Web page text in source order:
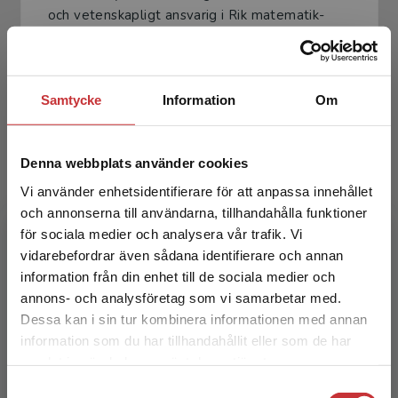
Samtycke Information Om
Denna webbplats använder cookies
Vi använder enhetsidentifierare för att anpassa innehållet
och annonserna till användarna, tillhandahålla funktioner
för sociala medier och analysera vår trafik. Vi
vidarebefordrar även sådana identifierare och annan
information från din enhet till de sociala medier och
annons- och analysföretag som vi samarbetar med.
Dessa kan i sin tur kombinera informationen med annan
information som du har tillhandahållit eller som de har
Begränsad fraktregion
Det verkar som att du besöker
studentlitteratur.se via en enhet utanför Sverige.
Vi erbjuder inte leveranser utanför Sverige. För
och vetenskapligt ansvarig i Rik matematik-
teamet, är professor i matematikdidaktik vid
Manuel Tenser
Manuel Tenser, verksam i Framtidens
universitet, är en av författarna till Rik
matematik-serien. Han har en bak...